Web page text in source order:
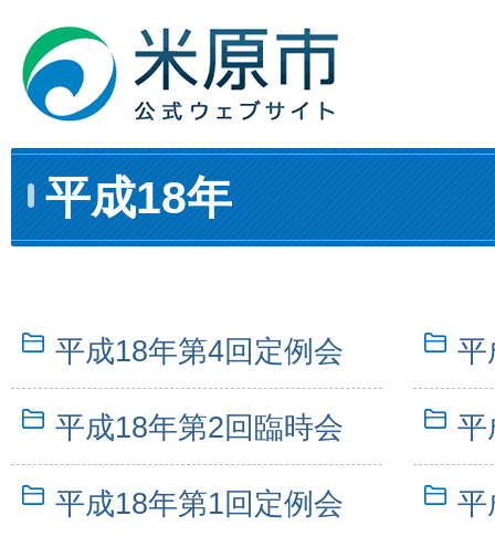
平成18年
平成18年第4回定例会 平
平成18年第2回臨時会 平
平成18年第1回定例会 平